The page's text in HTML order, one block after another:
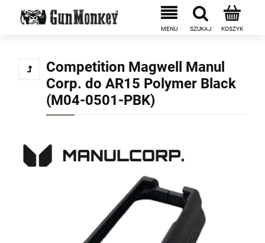
Competition Magwell Manul
Corp. do AR15 Polymer Black
(M04-0501-PBK)